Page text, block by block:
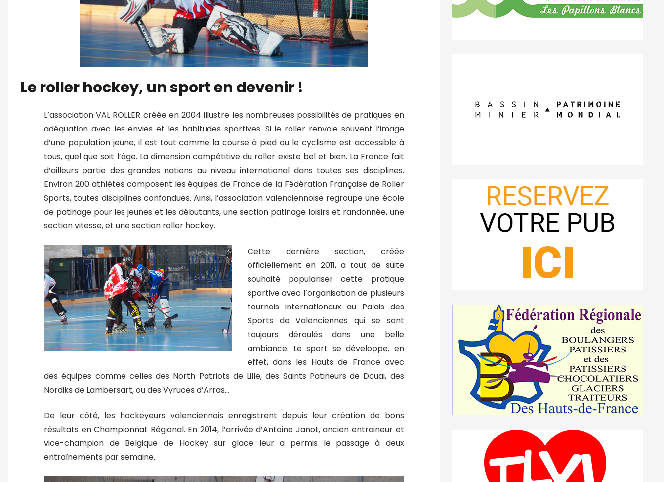
Le roller hockey, un sport en devenir !
L’association VAL ROLLER créée en 2004 illustre les nombreuses possibilités de pratiques en
adéquation avec les envies et les habitudes sportives. Si le roller renvoie souvent l’image
d’une population jeune, il est tout comme la course à pied ou le cyclisme est accessible à
tous, quel que soit l’âge. La dimension compétitive du roller existe bel et bien. La France fait
d’ailleurs partie des grandes nations au niveau international dans toutes ses disciplines.
Environ 200 athlètes composent les équipes de France de la Fédération Française de Roller
Sports, toutes disciplines confondues. Ainsi, l’association valenciennoise regroupe une école
de patinage pour les jeunes et les débutants, une section patinage loisirs et randonnée, une
section vitesse, et une section roller hockey.
Cette dernière section, créée
officiellement en 2011, a tout de suite
souhaité populariser cette pratique
sportive avec l’organisation de plusieurs
tournois internationaux au Palais des
Sports de Valenciennes qui se sont
toujours déroulés dans une belle
ambiance. Le sport se développe, en
effet, dans les Hauts de France avec
des équipes comme celles des North Patriots de Lille, des Saints Patineurs de Douai, des
Nordiks de Lambersart, ou des Vyruces d’Arras…
De leur côté, les hockeyeurs valenciennois enregistrent depuis leur création de bons
résultats en Championnat Régional. En 2014, l’arrivée d’Antoine Janot, ancien entraineur et
vice-champion de Belgique de Hockey sur glace leur a permis le passage à deux
entraînements par semaine.